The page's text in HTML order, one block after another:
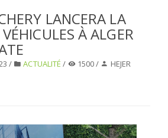
LANCERA LA
À ALGER
/ ACTUALITÉ / 1500 / HEJER